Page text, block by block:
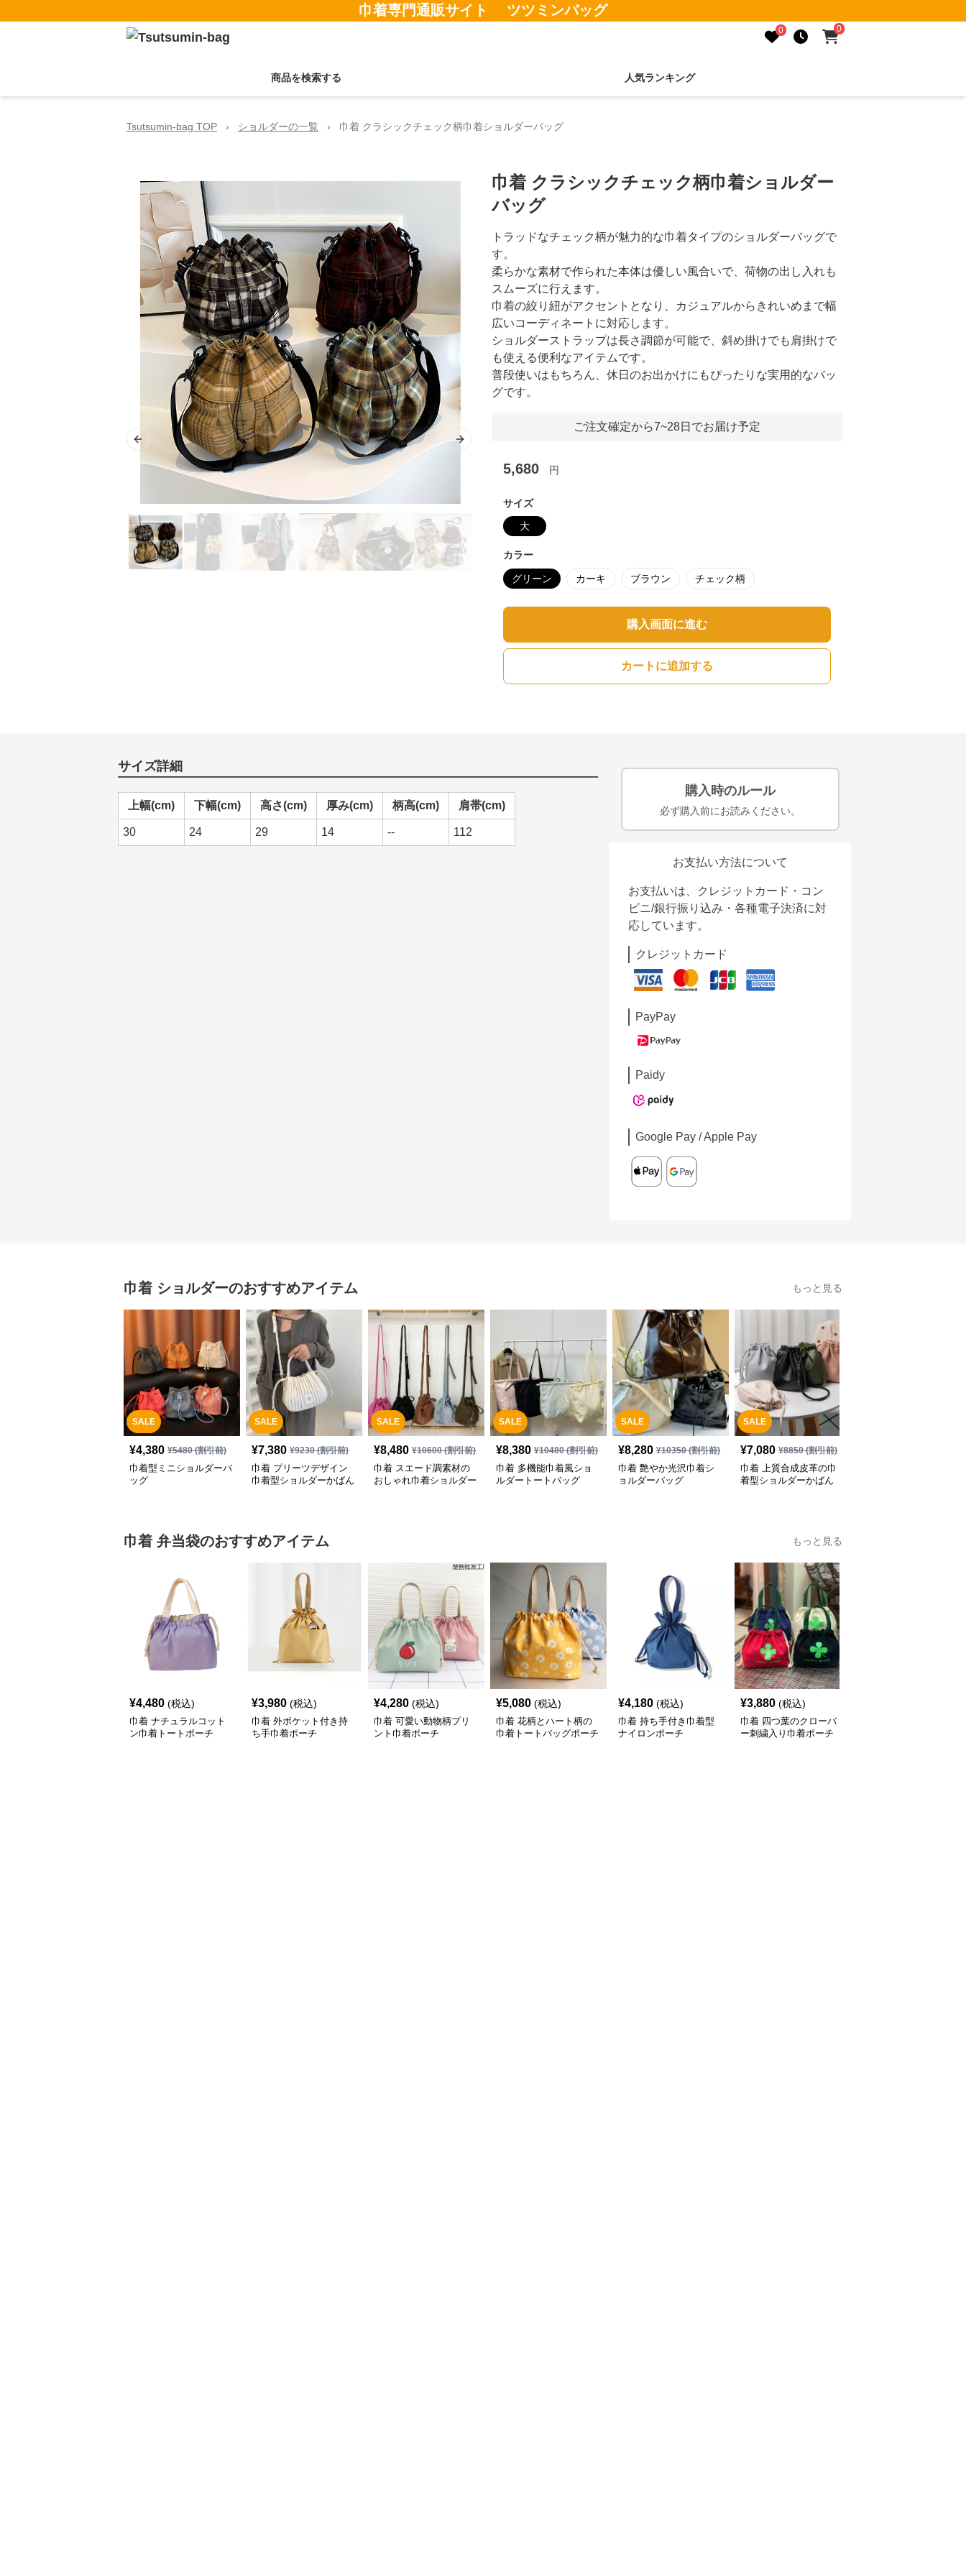
巾着専門通販サイト ツツミンバッグ
0 0
商品を検索する 人気ランキング
Tsutsumin-bag TOP › ショルダーの一覧 › 巾着 クラシックチェック柄巾着ショルダーバッグ
Previous slide Next slide
巾着 クラシックチェック柄巾着ショルダー
バッグ
トラッドなチェック柄が魅力的な巾着タイプのショルダーバッグで
す。
柔らかな素材で作られた本体は優しい風合いで、荷物の出し入れも
スムーズに行えます。
巾着の絞り紐がアクセントとなり、カジュアルからきれいめまで幅
広いコーディネートに対応します。
ショルダーストラップは長さ調節が可能で、斜め掛けでも肩掛けで
も使える便利なアイテムです。
普段使いはもちろん、休日のお出かけにもぴったりな実用的なバッ
グです。
ご注文確定から7~28日でお届け予定
5,680 円
サイズ
大
カラー
グリーン カーキ ブラウン チェック柄
購入画面に進む
カートに追加する
サイズ詳細
上幅(cm) 下幅(cm) 高さ(cm) 厚み(cm) 柄高(cm) 肩帯(cm)
30 24 29 14 -- 112
購入時のルール
必ず購入前にお読みください。
お支払い方法について
お支払いは、クレジットカード・コン
ビニ/銀行振り込み・各種電子決済に対
応しています。
クレジットカード
PayPay
Paidy
Google Pay / Apple Pay
巾着 ショルダーのおすすめアイテム もっと見る
SALE
¥4,380 ¥5480(割引前)
巾着型ミニショルダーバ
ッグ
SALE
¥7,380 ¥9230(割引前)
巾着 プリーツデザイン
巾着型ショルダーかばん
SALE
¥8,480 ¥10600(割引前)
巾着 スエード調素材の
おしゃれ巾着ショルダー
SALE
¥8,380 ¥10480(割引前)
巾着 多機能巾着風ショ
ルダートートバッグ
SALE
¥8,280 ¥10350(割引前)
巾着 艶やか光沢巾着シ
ョルダーバッグ
SALE
¥7,080 ¥8850(割引前)
巾着 上質合成皮革の巾
着型ショルダーかばん
巾着 弁当袋のおすすめアイテム もっと見る
¥4,480 (税込)
巾着 ナチュラルコット
ン巾着トートポーチ
¥3,980 (税込)
巾着 外ポケット付き持
ち手巾着ポーチ
¥4,280 (税込)
巾着 可愛い動物柄プリ
ント巾着ポーチ
¥5,080 (税込)
巾着 花柄とハート柄の
巾着トートバッグポーチ
¥4,180 (税込)
巾着 持ち手付き巾着型
ナイロンポーチ
¥3,880 (税込)
巾着 四つ葉のクローバ
ー刺繍入り巾着ポーチ